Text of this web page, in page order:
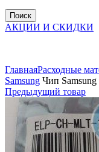
Поиск
АКЦИИ И СКИДКИ
ГлавнаяРасходные
Samsung Чип
Предыдущий товар